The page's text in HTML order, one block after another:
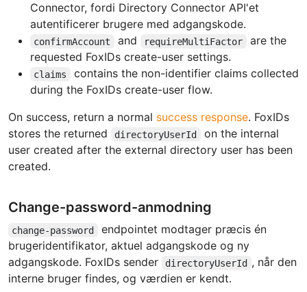
Connector, fordi Directory Connector API'et
autentificerer brugere med adgangskode.
confirmAccount and requireMultiFactor
are the
requested FoxIDs create-user settings.
claims
contains the non-identifier claims collected
during the FoxIDs create-user flow.
On success, return a normal success response. FoxIDs
stores the returned
directoryUserId
on the internal
user created after the external directory user has been
created.
Change-password-anmodning
change-password
endpointet modtager præcis én
brugeridentifikator, aktuel adgangskode og ny
adgangskode. FoxIDs sender
directoryUserId , når den
interne bruger findes, og værdien er kendt.